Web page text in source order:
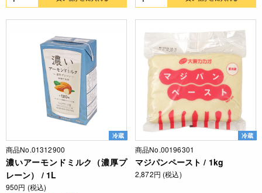
冷蔵
商品No.01312900
濃いアーモンドミルク（濃厚プ
レーン） / 1L
950円 (税込)
冷蔵
商品No.00196301
マジパンペースト / 1kg
2,872円 (税込)